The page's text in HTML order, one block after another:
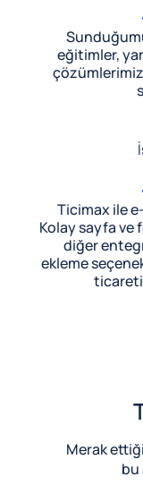
eğitimler,
Ticimax ile
Kolay sayfa ve
diğer
ekleme
Merak
bu